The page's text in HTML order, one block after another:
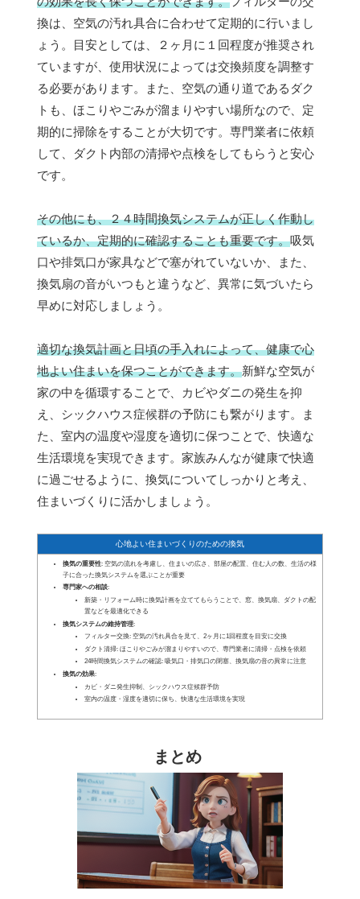
換は、空気の汚れ具合に合わせて定期的に行いまし
ょう。目安としては、２ヶ月に１回程度が推奨され
ていますが、使用状況によっては交換頻度を調整す
る必要があります。また、空気の通り道であるダク
トも、ほこりやごみが溜まりやすい場所なので、定
期的に掃除をすることが大切です。専門業者に依頼
して、ダクト内部の清掃や点検をしてもらうと安心
です。
その他にも、２４時間換気システムが正しく作動し
ているか、定期的に確認することも重要です。吸気
口や排気口が家具などで塞がれていないか、また、
換気扇の音がいつもと違うなど、異常に気づいたら
早めに対応しましょう。
適切な換気計画と日頃の手入れによって、健康で心
地よい住まいを保つことができます。新鮮な空気が
家の中を循環することで、カビやダニの発生を抑
え、シックハウス症候群の予防にも繋がります。ま
た、室内の温度や湿度を適切に保つことで、快適な
生活環境を実現できます。家族みんなが健康で快適
に過ごせるように、換気についてしっかりと考え、
住まいづくりに活かしましょう。
心地よい住まいづくりのための換気
換気の重要性: 空気の流れを考慮し、住まいの広さ、部屋の配置、住む人の数、生活の様
子に合った換気システムを選ぶことが重要
専門家への相談:
新築・リフォーム時に換気計画を立ててもらうことで、窓、換気扇、ダクトの配
置などを最適化できる
換気システムの維持管理:
フィルター交換: 空気の汚れ具合を見て、2ヶ月に1回程度を目安に交換
ダクト清掃: ほこりやごみが溜まりやすいので、専門業者に清掃・点検を依頼
24時間換気システムの確認: 吸気口・排気口の閉塞、換気扇の音の異常に注意
換気の効果:
カビ・ダニ発生抑制、シックハウス症候群予防
室内の温度・湿度を適切に保ち、快適な生活環境を実現
まとめ